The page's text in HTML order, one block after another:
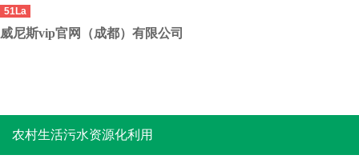
51La
威尼斯vip官网（成都）有限公司
农村生活污水资源化利用